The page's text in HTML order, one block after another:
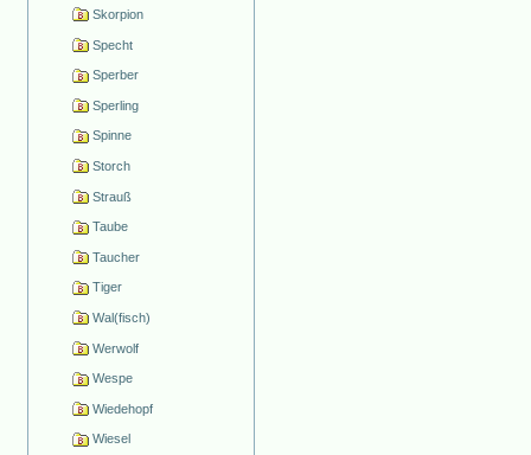
Skorpion
Specht
Sperber
Sperling
Spinne
Storch
Strauß
Taube
Taucher
Tiger
Wal(fisch)
Werwolf
Wespe
Wiedehopf
Wiesel